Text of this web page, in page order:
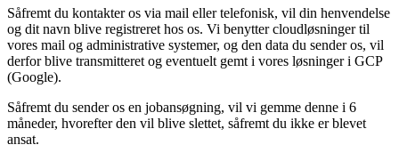
Såfremt du kontakter os via mail eller telefonisk, vil din henvendelse
og dit navn blive registreret hos os. Vi benytter cloudløsninger til
vores mail og administrative systemer, og den data du sender os, vil
derfor blive transmitteret og eventuelt gemt i vores løsninger i GCP
(Google).
Såfremt du sender os en jobansøgning, vil vi gemme denne i 6
måneder, hvorefter den vil blive slettet, såfremt du ikke er blevet
ansat.